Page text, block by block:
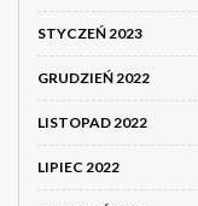
STYCZEŃ 2023
GRUDZIEŃ 2022
LISTOPAD 2022
LIPIEC 2022